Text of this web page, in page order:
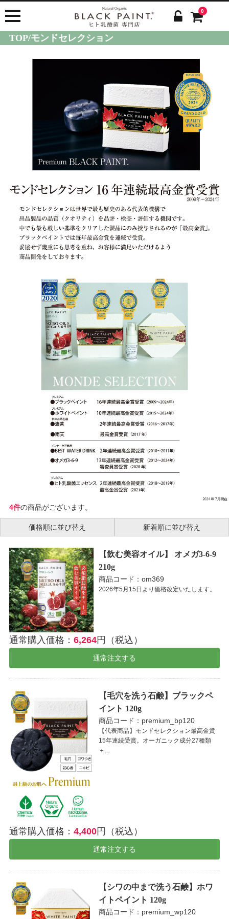
0
TOP/モンドセレクション
4件の商品がございます。
価格順に並び替え 新着順に並び替え
【飲む美容オイル】 オメガ3-6-9
210g
商品コード：om369
2026年5月15日より価格改定いたします。
通常購入価格： 6,264円（税込）
通常注文する
【毛穴を洗う石鹸】ブラックペ
イント 120g
商品コード：premium_bp120
【代表商品】モンドセレクション最高金賞
15年連続受賞。オーガニック成分27種類
＋...
通常購入価格： 4,400円（税込）
通常注文する
【シワの中まで洗う石鹸】ホワ
イトペイント 120g
商品コード：premium_wp120